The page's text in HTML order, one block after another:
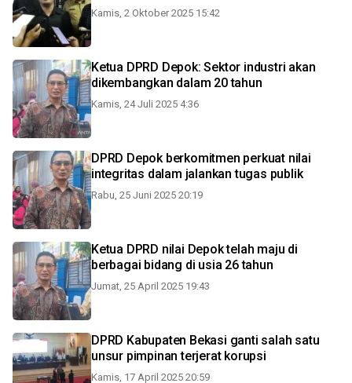
Kamis, 2 Oktober 2025 15:42
Ketua DPRD Depok: Sektor industri akan
dikembangkan dalam 20 tahun
Kamis, 24 Juli 2025 4:36
DPRD Depok berkomitmen perkuat nilai
integritas dalam jalankan tugas publik
Rabu, 25 Juni 2025 20:19
Ketua DPRD nilai Depok telah maju di
berbagai bidang di usia 26 tahun
Jumat, 25 April 2025 19:43
DPRD Kabupaten Bekasi ganti salah satu
unsur pimpinan terjerat korupsi
Kamis, 17 April 2025 20:59